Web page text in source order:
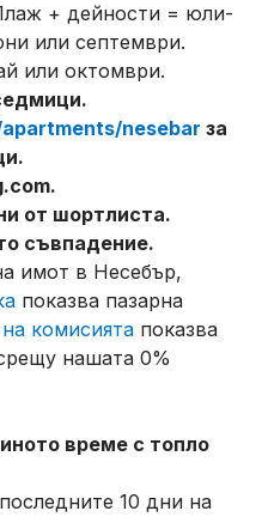
+ дейности = юли-
или септември.
или октомври.
nesebar за
от шортлиста.
съвпадение.
имот в Несебър,
показва пазарна
комисията показва
нашата 0%
време с топло
10 дни на